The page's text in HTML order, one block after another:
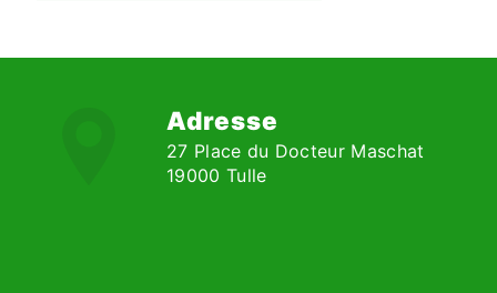
Adresse
27 Place du Docteur Maschat
19000 Tulle